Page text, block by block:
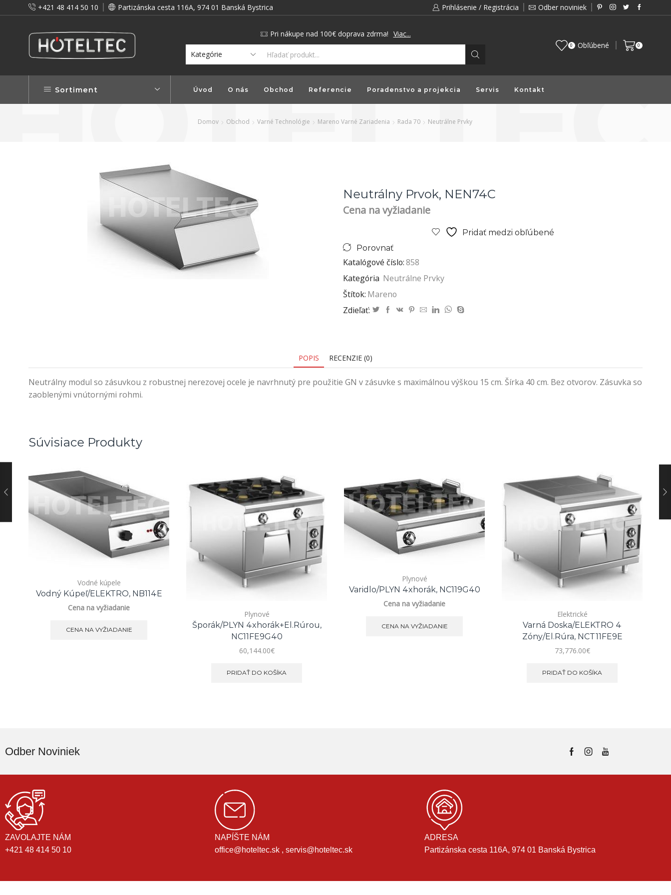
+421 48 414 50 10 Partizánska cesta 116A, 974 01 Banská Bystrica Prihlásenie / Registrácia Odber noviniek
a preto vám prinášame vernostné zľavy! Pri nákupe nad 100€ doprava zdrma! Viac...
0 Obľúbené 0
Sortiment Úvod O nás Obchod Referencie Poradenstvo a projekcia Servis Kontakt
Domov Obchod Varné Technológie Mareno Varné Zariadenia Rada 70 Neutrálne Prvky
Neutrálny Prvok, NEN74C
Cena na vyžiadanie
Pridať medzi obľúbené
Porovnať
Katalógové číslo:858
Kategória Neutrálne Prvky
Štítok: Mareno
Zdieľať:
POPIS RECENZIE (0)
Neutrálny modul so zásuvkou z robustnej nerezovej ocele je navrhnutý pre použitie GN v zásuvke s maximálnou výškou 15 cm. Šírka 40 cm. Bez otvorov. Zásuvka so
zaoblenými vnútornými rohmi.
Súvisiace Produkty
Vodné kúpele
Vodný Kúpeľ/ELEKTRO, NB114E
Cena na vyžiadanie
CENA NA VYŽIADANIE
Plynové
Šporák/PLYN 4xhorák+el.rúrou,
NC11FE9G40
60,144.00€
PRIDAŤ DO KOŠÍKA
Plynové
Varidlo/PLYN 4xhorák, NC119G40
Cena na vyžiadanie
CENA NA VYŽIADANIE
Elektrické
Varná Doska/ELEKTRO 4
Zóny/el.rúra, NCT11FE9E
73,776.00€
PRIDAŤ DO KOŠÍKA
Odber Noviniek
ZAVOLAJTE NÁM
+421 48 414 50 10
NAPÍŠTE NÁM
office@hoteltec.sk , servis@hoteltec.sk
ADRESA
Partizánska cesta 116A, 974 01 Banská Bystrica